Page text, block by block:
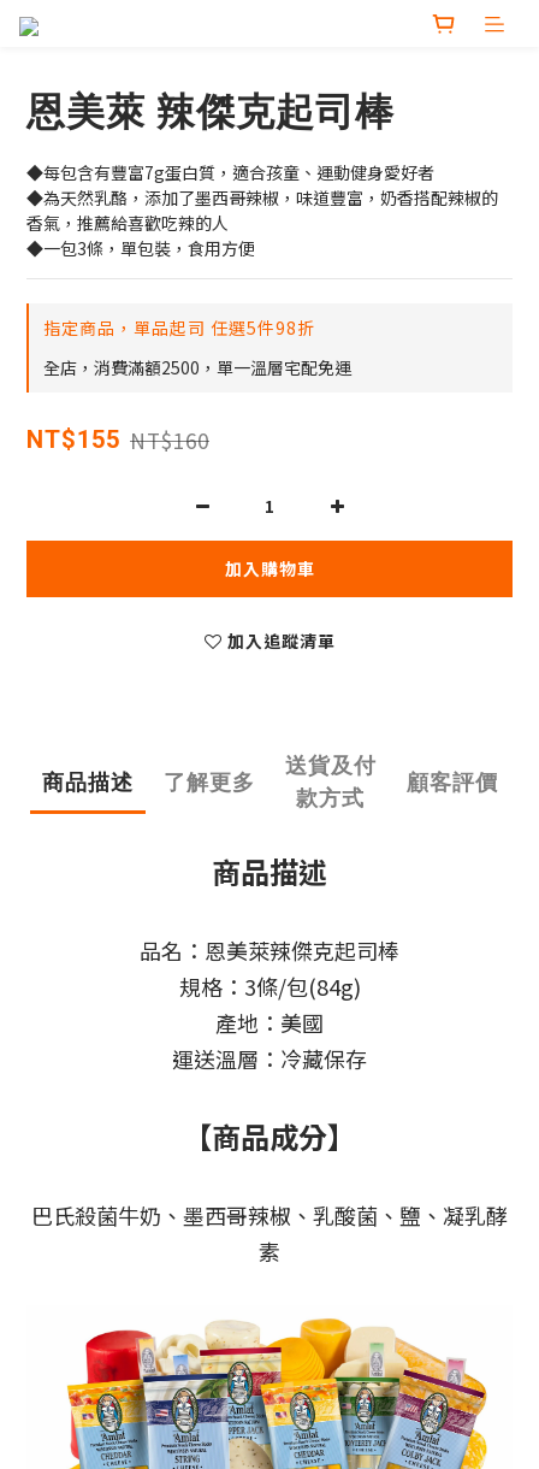
恩美萊 辣傑克起司棒
◆每包含有豐富7g蛋白質，適合孩童、運動健身愛好者
◆為天然乳酪，添加了墨西哥辣椒，味道豐富，奶香搭配辣椒的
香氣，推薦給喜歡吃辣的人
◆一包3條，單包裝，食用方便
指定商品，單品起司 任選5件98折
全店，消費滿額2500，單一溫層宅配免運
NT$155 NT$160
加入購物車
加入追蹤清單
商品描述 了解更多
送貨及付
款方式
顧客評價
商品描述
品名：恩美萊辣傑克起司棒
規格：3條/包(84g)
產地：美國
運送溫層：冷藏保存
【商品成分】
巴氏殺菌牛奶、墨西哥辣椒、乳酸菌、鹽、凝乳酵
素